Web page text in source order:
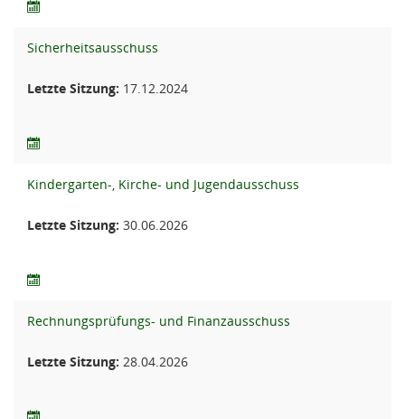
Sicherheitsausschuss
Letzte Sitzung: 17.12.2024
Kindergarten-, Kirche- und Jugendausschuss
Letzte Sitzung: 30.06.2026
Rechnungsprüfungs- und Finanzausschuss
Letzte Sitzung: 28.04.2026